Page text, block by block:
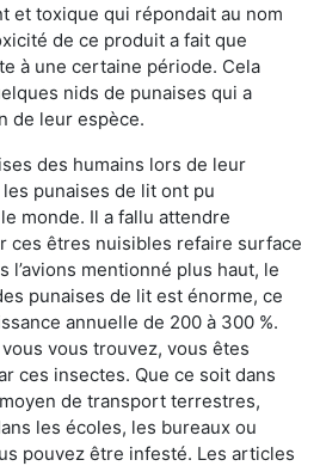
et toxique qui répondait au nom
de ce produit a fait que
à une certaine période. Cela
nids de punaises qui a
de leur espèce.
des humains lors de leur
punaises de lit ont pu
monde. Il a fallu attendre
ces êtres nuisibles refaire surface
l’avions mentionné plus haut, le
punaises de lit est énorme, ce
annuelle de 200 à 300 %.
vous trouvez, vous êtes
ces insectes. Que ce soit dans
de transport terrestres,
les écoles, les bureaux ou
pouvez être infesté. Les articles